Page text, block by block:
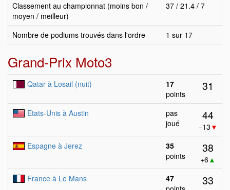
Classement au championnat (moins bon /
moyen / meilleur)
37 / 21.4 / 7
Nombre de podiums trouvés dans l'ordre 1 sur 17
Grand-Prix Moto3
Qatar à Losail (nuit)
17
points
31
Etats-Unis à Austin
pas
joué
44
−13 ▼
Espagne à Jerez
35
points
38
+6▲
France à Le Mans
47
33